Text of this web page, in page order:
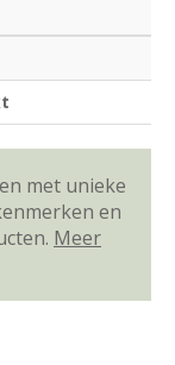
met unieke
en
Meer